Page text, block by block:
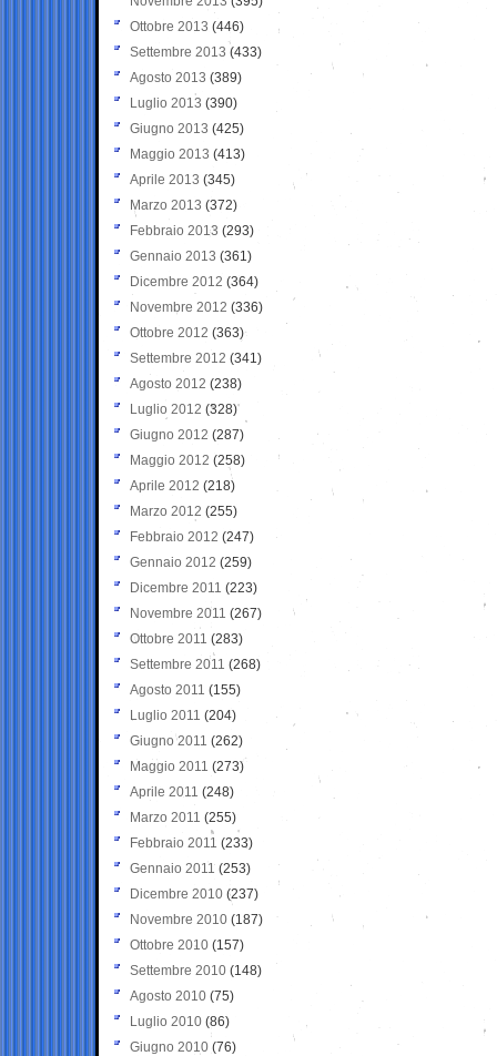
Ottobre 2013 (446)
Settembre 2013 (433)
Agosto 2013 (389)
Luglio 2013 (390)
Giugno 2013 (425)
Maggio 2013 (413)
Aprile 2013 (345)
Marzo 2013 (372)
Febbraio 2013 (293)
Gennaio 2013 (361)
Dicembre 2012 (364)
Novembre 2012 (336)
Ottobre 2012 (363)
Settembre 2012 (341)
Agosto 2012 (238)
Luglio 2012 (328)
Giugno 2012 (287)
Maggio 2012 (258)
Aprile 2012 (218)
Marzo 2012 (255)
Febbraio 2012 (247)
Gennaio 2012 (259)
Dicembre 2011 (223)
Novembre 2011 (267)
Ottobre 2011 (283)
Settembre 2011 (268)
Agosto 2011 (155)
Luglio 2011 (204)
Giugno 2011 (262)
Maggio 2011 (273)
Aprile 2011 (248)
Marzo 2011 (255)
Febbraio 2011 (233)
Gennaio 2011 (253)
Dicembre 2010 (237)
Novembre 2010 (187)
Ottobre 2010 (157)
Settembre 2010 (148)
Agosto 2010 (75)
Luglio 2010 (86)
Giugno 2010 (76)